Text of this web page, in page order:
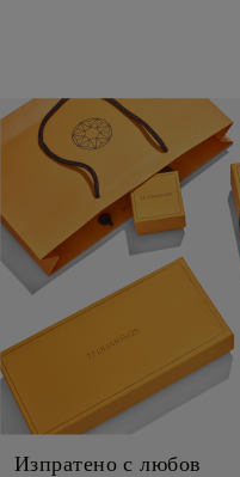
Изпратено с любов